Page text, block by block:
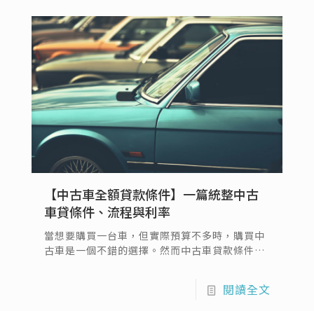
幫助您做出明智的財務決策。中古汽車貸款試算
如何算？就讓我們帶您看下去…
【中古車全額貸款條件】一篇統整中古
車貸條件、流程與利率
當想要購買一台車，但實際預算不多時，購買中
古車是一個不錯的選擇。然而中古車貸款條件有
道的事。本文將帶你來了解中古汽車貸款條件有
閱讀全文